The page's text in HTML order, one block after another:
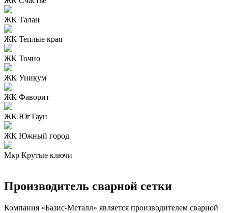
ЖК Талан
ЖК Теплые края
ЖК Точно
ЖК Уникум
ЖК Фаворит
ЖК ЮгТаун
ЖК Южный город
Мкр Крутые ключи
Производитель сварной сетки
Компания «Базис-Металл» является производителем сварной